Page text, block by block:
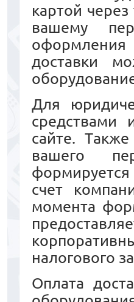
картой
вашему
доставки
Для
средствами
сайте.
вашего
счет
момента
налогового
Оплата